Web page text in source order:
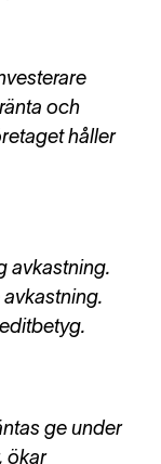
och
håller
avkastning.
ge under
ökar